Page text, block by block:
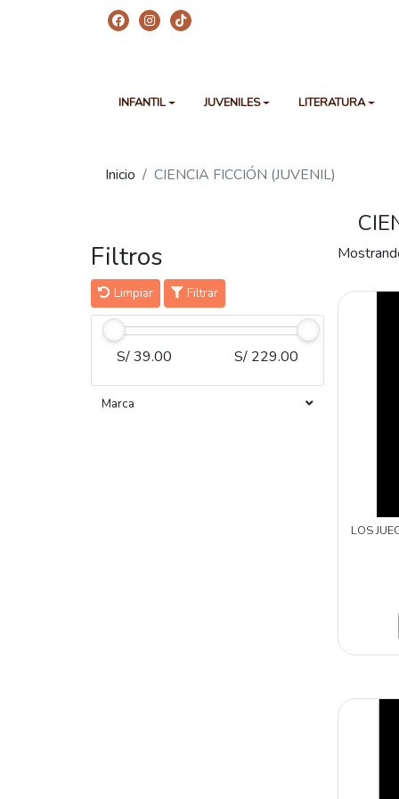
INFANTIL JUVENILES LITERATURA
Inicio CIENCIA FICCIÓN (JUVENIL)
Filtros
Limpiar Filtrar
S/ 39.00 S/ 229.00
Marca
LOS